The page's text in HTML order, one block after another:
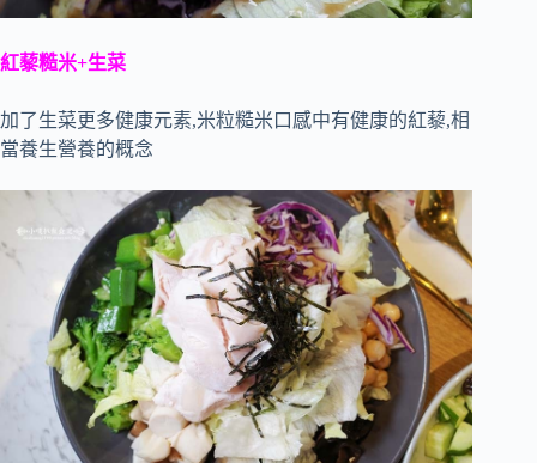
紅藜糙米+生菜
加了生菜更多健康元素,米粒糙米口感中有健康的紅藜,相
當養生營養的概念